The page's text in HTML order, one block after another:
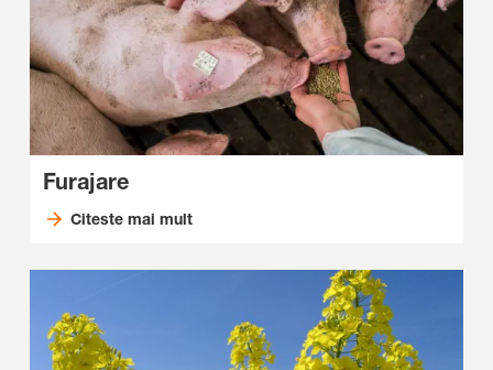
Furajare
Citeste mai mult